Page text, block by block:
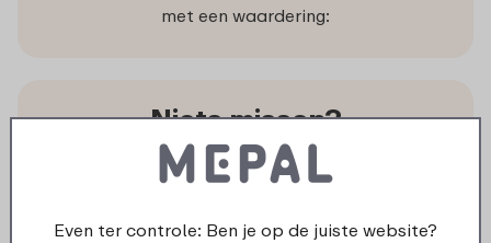
met een waardering:
Niets missen?
Als eerste op de hoogte van
Ontvang onze nieuwsbrief!
Even ter controle: Ben je op de juiste website?